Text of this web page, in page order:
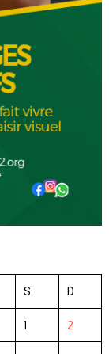
S D
1 2